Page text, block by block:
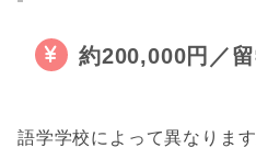
約200,000円／
語学学校によって異なりま